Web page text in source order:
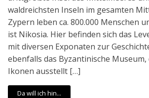
waldreichsten Inseln im gesamten
Zypern leben ca. 800.000 Menschen
ist Nikosia. Hier befinden sich das
mit diversen Exponaten zur
ebenfalls das Byzantinische Museum,
Ikonen ausstellt […]
Da will ich hin...